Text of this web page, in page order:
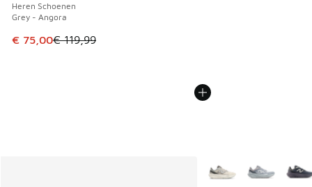
Heren Schoenen
Grey - Angora
Dit artikel is in de uitverkoop. Dit artikel is in de
€ 75,00€ 119,99
Meer kleuren